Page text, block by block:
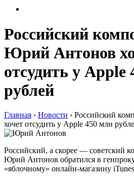
Российский
Юрий Антонов
отсудить у Apple
рублей
Главная › Новости › Российский
хочет отсудить у Apple 450 млн
Российский, а скорее — советский
Юрий Антонов обратился в
«яблочному» онлайн-магазину